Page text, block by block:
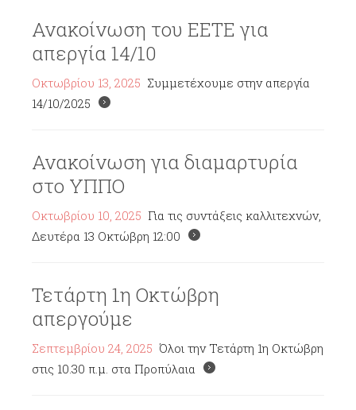
Ανακοίνωση του ΕΕΤΕ για
απεργία 14/10
Οκτωβρίου 13, 2025 Συμμετέχουμε στην απεργία
14/10/2025
Ανακοίνωση για διαμαρτυρία
στο ΥΠΠΟ
Οκτωβρίου 10, 2025 Για τις συντάξεις καλλιτεχνών,
Δευτέρα 13 Οκτώβρη 12:00
Τετάρτη 1η Οκτώβρη
απεργούμε
Σεπτεμβρίου 24, 2025 Όλοι την Τετάρτη 1η Οκτώβρη
στις 10.30 π.μ. στα Προπύλαια